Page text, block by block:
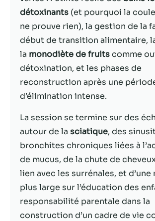
détoxinants (et pourquoi la
ne prouve rien), la gestion de la
début de transition alimentaire,
la monodiète de fruitscomme
détoxination, et les phases de
reconstruction après une
d’élimination intense.
La session se termine sur des
autour de la sciatique, des
bronchites chroniques liées à
de mucus, de la chute de
lien avec les surrénales, et
plus large sur l’éducation des
responsabilité parentale dans la
construction d’un cadre de vie
Afin
site
aussi
de
Si vous
du site
En
votre
votre
lorsque
visitez